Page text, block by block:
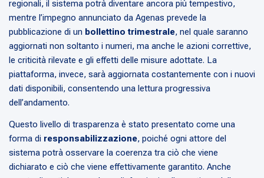
regionali, il sistema potrà diventare ancora più tempestivo,
mentre l’impegno annunciato da Agenas prevede la
pubblicazione di un bollettino trimestrale, nel quale saranno
aggiornati non soltanto i numeri, ma anche le azioni correttive,
le criticità rilevate e gli effetti delle misure adottate. La
piattaforma, invece, sarà aggiornata costantemente con i nuovi
dati disponibili, consentendo una lettura progressiva
dell’andamento.
Questo livello di trasparenza è stato presentato come una
forma di responsabilizzazione, poiché ogni attore del
sistema potrà osservare la coerenza tra ciò che viene
dichiarato e ciò che viene effettivamente garantito. Anche